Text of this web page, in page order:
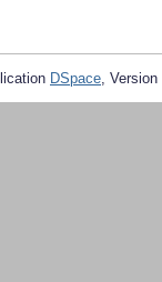
DSpace,